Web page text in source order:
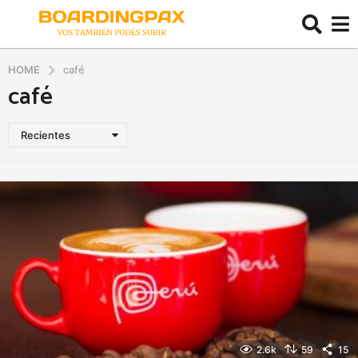
HOME café
café
Recientes
2.6k 59 15